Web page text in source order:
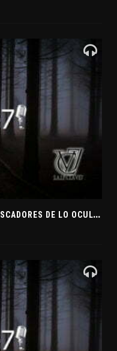
P
UERTAS HACIA EL MÁS ALLÁ. BUSCADORES DE LO OCULTO. EL PENSAMIENTO ABSTRACTO. EVANGELIOS APÓCRIFOS